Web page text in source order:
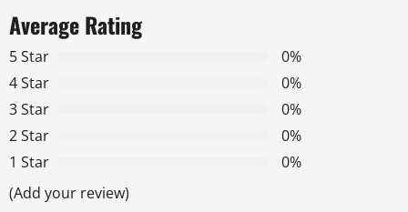
v
i
g
a
t
Average Rating
5 Star
0%
4 Star
0%
3 Star
0%
2 Star
0%
1 Star
0%
(Add your review)